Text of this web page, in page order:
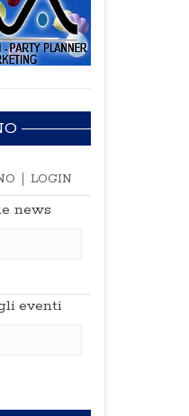
LOGIN
news
eventi